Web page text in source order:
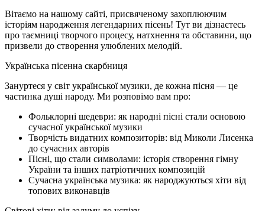
Вітаємо на нашому сайті, присвяченому захоплюючим
історіям народження легендарних пісень! Тут ви дізнаєтесь
про таємниці творчого процесу, натхнення та обставини, що
призвели до створення улюблених мелодій.
Українська пісенна скарбниця
Зануртеся у світ української музики, де кожна пісня — це
частинка душі народу. Ми розповімо вам про:
Фольклорні шедеври: як народні пісні стали основою
сучасної української музики
Творчість видатних композиторів: від Миколи Лисенка
до сучасних авторів
Пісні, що стали символами: історія створення гімну
України та інших патріотичних композицій
Сучасна українська музика: як народжуються хіти від
топових виконавців